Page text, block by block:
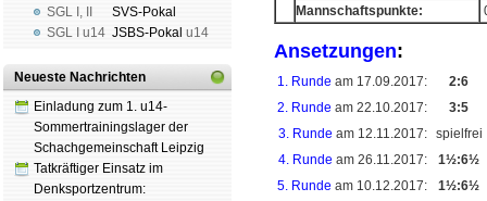
SGL I ,
SGL I
u14
SVS-Pokal
JSBS-Pokal u14
Neueste Nachrichten
Einladung zum 1. u14-
Sommertrainingslager der
Schachgemeinschaft Leipzig
Tatkräftiger Einsatz im
Denksportzentrum:
Mannschaftspunkte:
Ansetzungen:
1. Runde am 17.09.2017:
2:6
2. Runde am 22.10.2017:
3:5
3. Runde am 12.11.2017: spielfrei
4. Runde am 26.11.2017:
1½:6½
5. Runde am 10.12.2017:
1½:6½